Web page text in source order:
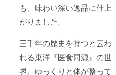
も、味わい深い逸品に仕上
がりました。
三千年の歴史を持つと云わ
れる東洋『医食同源』の世
界。ゆっくりと体が整って